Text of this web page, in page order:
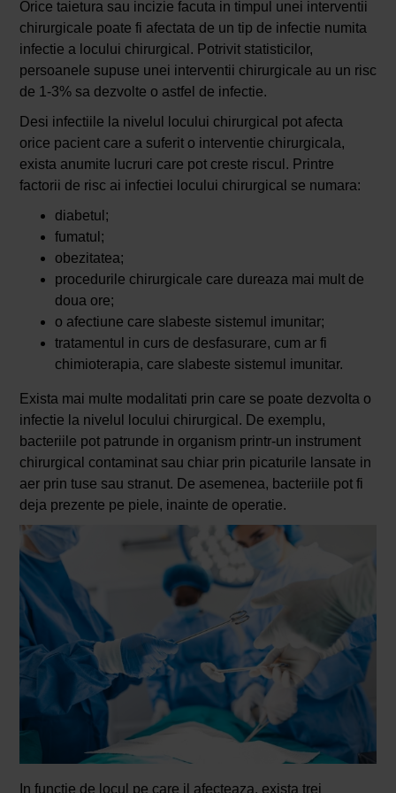
Orice taietura sau incizie facuta in timpul unei interventii
chirurgicale poate fi afectata de un tip de infectie numita
infectie a locului chirurgical. Potrivit statisticilor,
persoanele supuse unei interventii chirurgicale au un risc
de 1-3% sa dezvolte o astfel de infectie.
Desi infectiile la nivelul locului chirurgical pot afecta
orice pacient care a suferit o interventie chirurgicala,
exista anumite lucruri care pot creste riscul. Printre
factorii de risc ai infectiei locului chirurgical se numara:
diabetul;
fumatul;
obezitatea;
procedurile chirurgicale care dureaza mai mult de
doua ore;
o afectiune care slabeste sistemul imunitar;
tratamentul in curs de desfasurare, cum ar fi
chimioterapia, care slabeste sistemul imunitar.
Exista mai multe modalitati prin care se poate dezvolta o
infectie la nivelul locului chirurgical. De exemplu,
bacteriile pot patrunde in organism printr-un instrument
chirurgical contaminat sau chiar prin picaturile lansate in
aer prin tuse sau stranut. De asemenea, bacteriile pot fi
deja prezente pe piele, inainte de operatie.
In functie de locul pe care il afecteaza, exista trei